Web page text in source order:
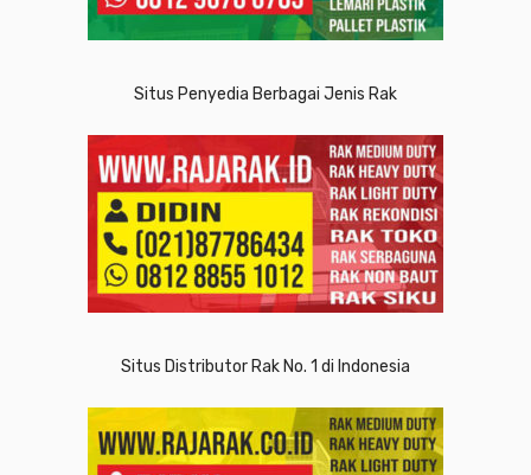
Situs Penyedia Berbagai Jenis Rak
Situs Distributor Rak No. 1 di Indonesia